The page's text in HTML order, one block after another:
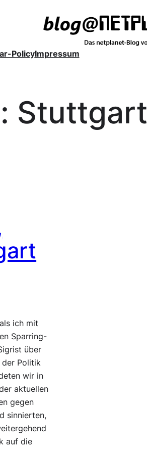
PolicyImpressum
Stuttgart
ich mit
Sparring-
über
der Politik
wir in
aktuellen
gegen
sinnierten,
auf die